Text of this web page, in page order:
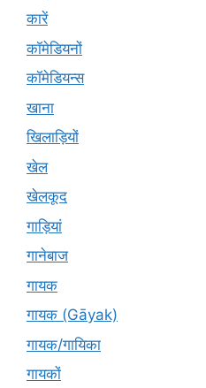
कारें
कॉमेडियनों
कॉमेडियन्स
खाना
खिलाड़ियों
खेल
खेलकूद
गाड़ियां
गानेबाज
गायक
गायक (Gāyak)
गायक/गायिका
गायकों